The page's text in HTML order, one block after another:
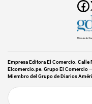
Miembro del
Empresa Editora El Comercio.
Elcomercio.pe. Grupo El Comercio
Miembro del Grupo de Diarios